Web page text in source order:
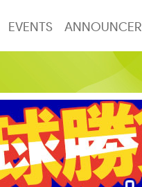
EVENTS ANNOUNCER